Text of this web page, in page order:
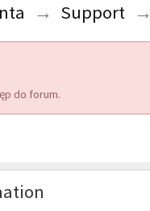
→ Support →
do forum.